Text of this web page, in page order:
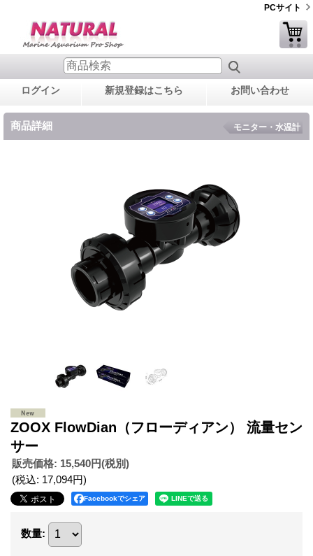
PCサイト
ログイン 新規登録はこちら お問い合わせ
商品詳細 モニター・水温計
ZOOX FlowDian（フローディアン） 流量セン
サー
販売価格: 15,540円(税別)
(税込: 17,094円)
Facebookでシェア
数量: